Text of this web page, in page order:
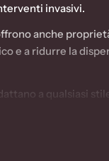
invasivi.
anche
e a ridurre la
a qualsiasi
garantendo un